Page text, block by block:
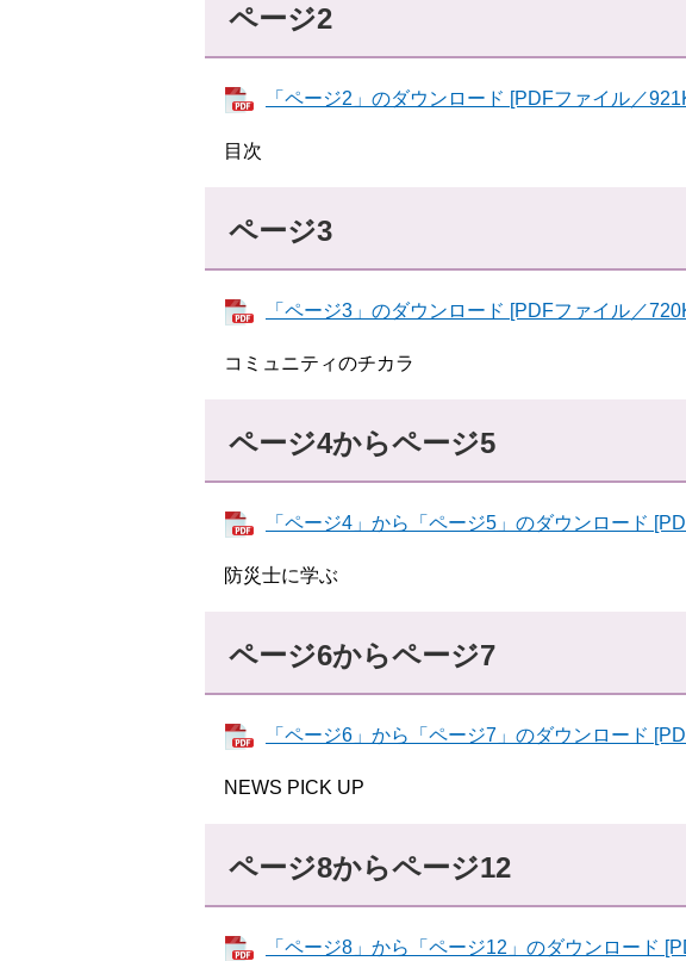
ページ2
「ページ2」のダウンロード [PDFファイル／
目次
ページ3
「ページ3」のダウンロード [PDFファイル／
コミュニティのチカラ
ページ4からページ5
「ページ4」から「ページ5」のダウンロード
防災士に学ぶ
ページ6からページ7
「ページ6」から「ページ7」のダウンロード
NEWS PICK UP
ページ8からページ12
「ページ8」から「ページ12」のダウンロード